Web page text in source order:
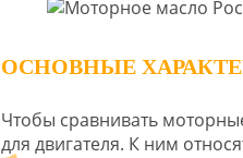
ОСНОВНЫЕ
Чтобы сравнивать
для двигателя. К ним